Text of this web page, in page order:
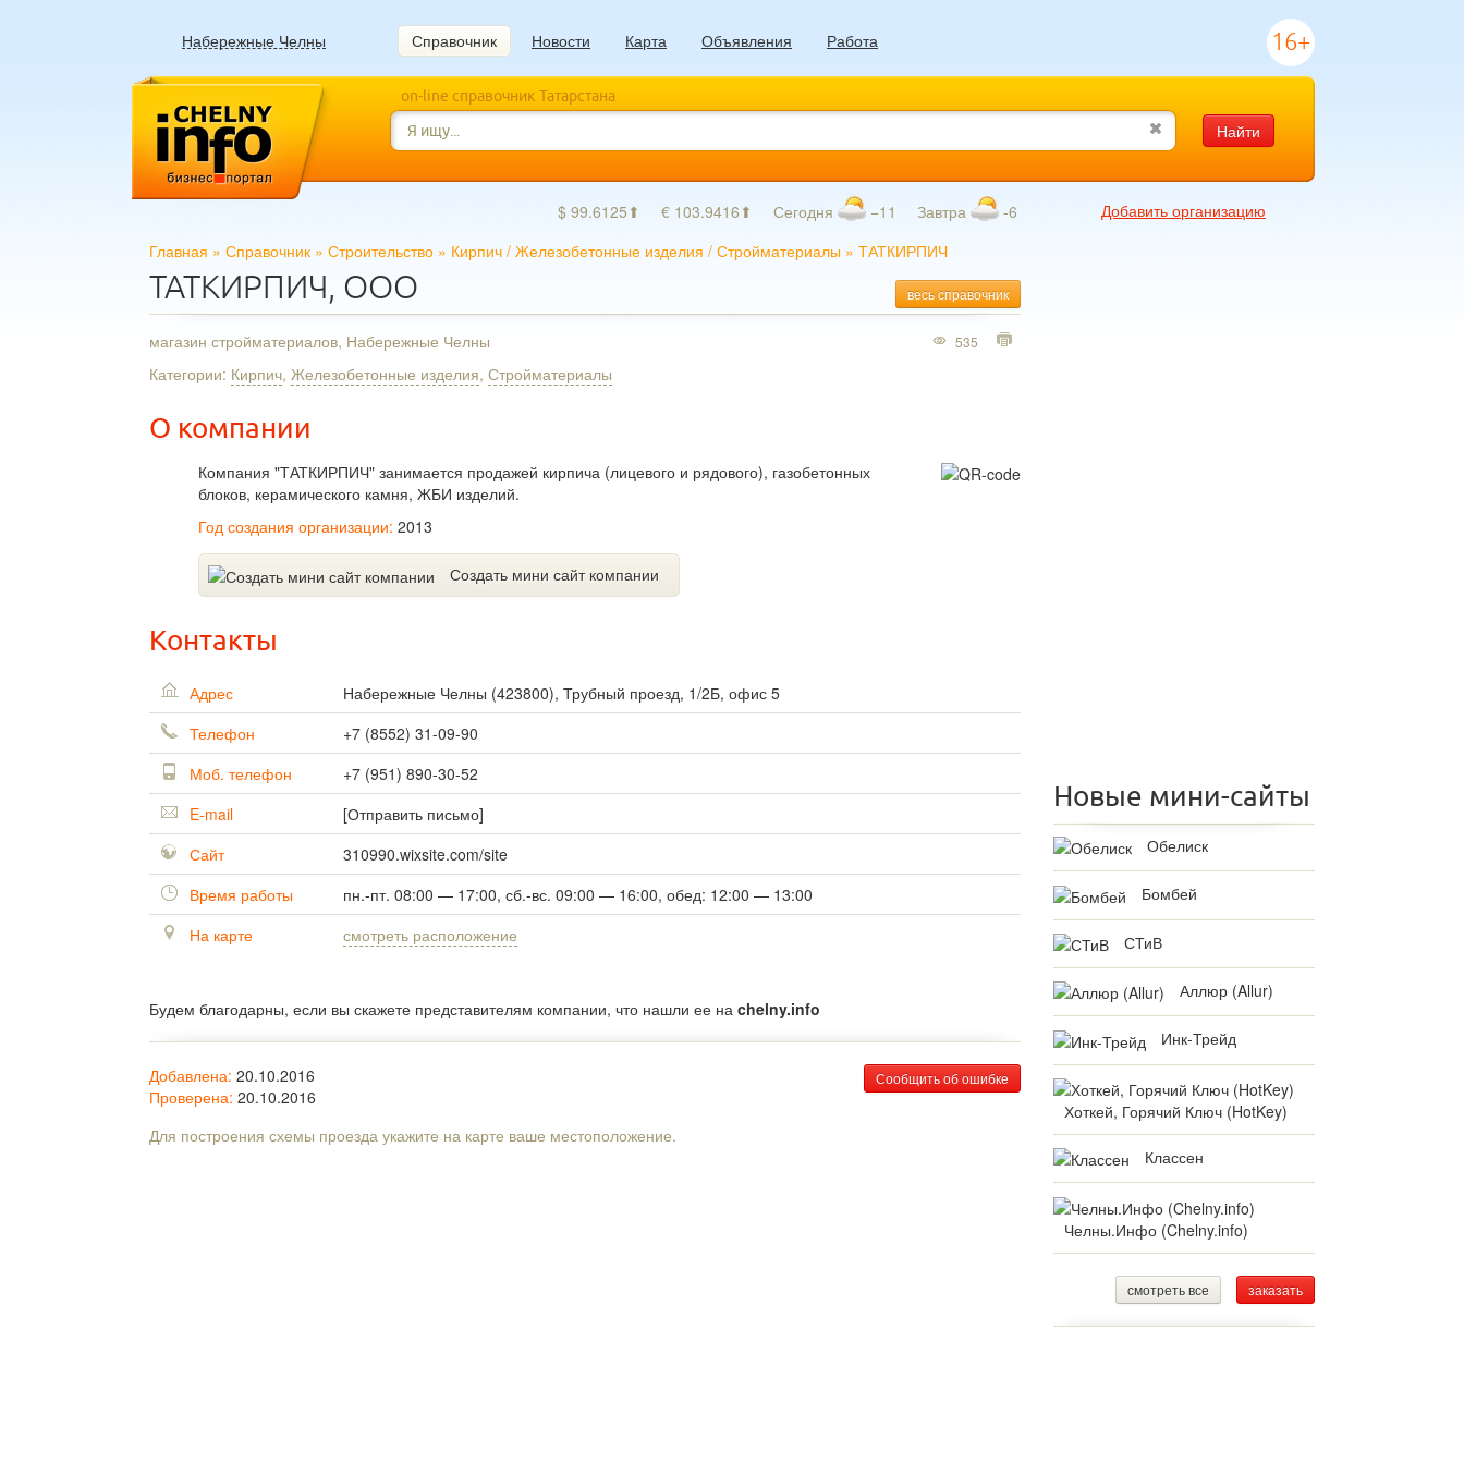
Набережные Челны Справочник Новости Карта Объявления Работа 16+
on-line справочник Татарстана
Найти
$ 99.6125⬆ € 103.9416⬆ Сегодня −11 Завтра -6
Добавить организацию
Главная » Справочник » Строительство » Кирпич / Железобетонные изделия / Стройматериалы » ТАТКИРПИЧ
весь справочник
ТАТКИРПИЧ, ООО
магазин стройматериалов, Набережные Челны
Категории: Кирпич, Железобетонные изделия, Стройматериалы
О компании
Компания "ТАТКИРПИЧ" занимается продажей кирпича (лицевого и рядового), газобетонных
блоков, керамического камня, ЖБИ изделий.
Год создания организации: 2013
Создать мини сайт компании
535
Контакты
Адрес Набережные Челны (423800), Трубный проезд, 1/2Б, офис 5
Телефон
+7 (8552) 31-09-90
Моб. телефон
+7 (951) 890-30-52
E-mail
[Отправить письмо]
Сайт
310990.wixsite.com/site
Время работы
пн.-пт. 08:00 — 17:00, сб.-вс. 09:00 — 16:00, обед: 12:00 — 13:00
На карте
смотреть расположение
Будем благодарны, если вы скажете представителям компании, что нашли ее на chelny.info
Сообщить об ошибке
Добавлена: 20.10.2016
Проверена: 20.10.2016
Для построения схемы проезда укажите на карте ваше местоположение.
Новые мини-сайты
Обелиск
Бомбей
СТиВ
Аллюр (Allur)
Инк-Трейд
Хоткей, Горячий Ключ (HotKey)
Классен
Челны.Инфо (Chelny.info)
смотреть все заказать